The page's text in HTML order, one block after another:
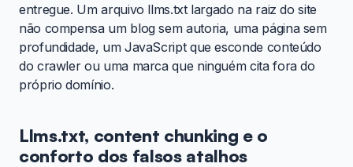
entregue. Um arquivo llms.txt largado na raiz do site
não compensa um blog sem autoria, uma página sem
profundidade, um JavaScript que esconde conteúdo
do crawler ou uma marca que ninguém cita fora do
próprio domínio.
Llms.txt, content chunking e o
conforto dos falsos atalhos